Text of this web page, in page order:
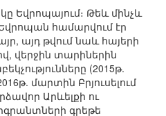
Եվրոպայում։ Թեև մինչև
համարվում էր
այդ թվում նաև հայերի
վերջին տարիներին
(2015թ.
մարտին Բրյուսելում
Արևելքի ու
գրեթե